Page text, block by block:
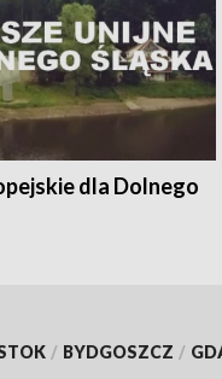
dla Dolnego
/ BYDGOSZCZ /